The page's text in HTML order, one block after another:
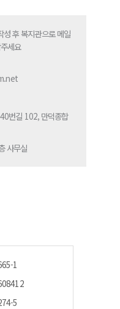
성 후 복지관으로 메일
세요
번길 102, 만덕종합
사무실
1
5